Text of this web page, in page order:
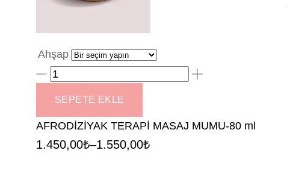
Ahşap
AFRODİZİYAK
MUMU-
80
SEPETE EKLE
AFRODİZİYAK TERAPİ MASAJ MUMU-80 ml
1.450,00₺–1.550,00₺